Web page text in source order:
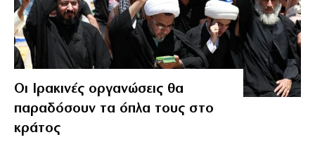
Οι Ιρακινές οργανώσεις θα
παραδόσουν τα όπλα τους στο
κράτος